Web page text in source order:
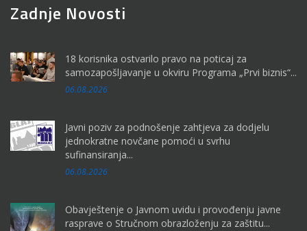
Zadnje Novosti
18 korisnika ostvarilo pravo na poticaj za
samozapošljavanje u okviru Programa „Prvi biznis“...
06.08.2026
Javni poziv za podnošenje zahtjeva za dodjelu
jednokratne novčane pomoći u svrhu
sufinansiranja...
06.08.2026
Obavještenje o Javnom uvidu i provođenju javne
rasprave o Stručnom obrazloženju za zaštitu...